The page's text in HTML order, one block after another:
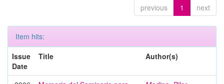
previous 1 next
Item hits:
Issue
Date
Title Author(s)